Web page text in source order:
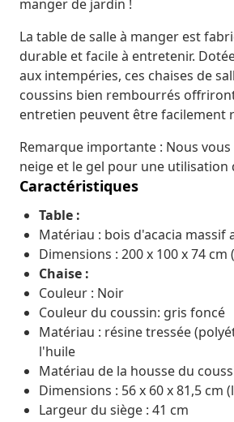
manger de jardin !
La table de salle à manger est
durable et facile à entretenir.
aux intempéries, ces chaises de
coussins bien rembourrés
entretien peuvent être facilement
Remarque importante : Nous
neige et le gel pour une utilisation
Caractéristiques
Table :
Matériau : bois d'acacia massif
Dimensions : 200 x 100 x 74 cm
Chaise :
Couleur : Noir
Couleur du coussin: gris foncé
Matériau : résine tressée
l'huile
Matériau de la housse du
Dimensions : 56 x 60 x 81,5 cm
Largeur du siège : 41 cm